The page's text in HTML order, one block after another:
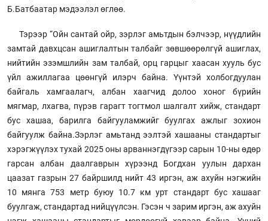
Б.Батбаатар мэдээлэл өглөө.
Тэрээр “Ойн сантай ойр, зэрлэг амьтдын бэлчээр, нүүдлийн
замтай давхцсан ашиглалтын талбайг зөвшөөрөлгүй ашиглах,
нийтийн эзэмшлийн зам талбай, орц гарцыг хаасан хууль бус
үйл ажиллагаа цөөнгүй илэрч байна. Үүнтэй холбогдуулан
байгаль хамгаалагч, албан хаагчид долоо хоног бүрийн
мягмар, лхагва, пүрэв гарагт тогтмол шалгалт хийж, стандарт
бус хашаа, барилга байгууламжийг буулгах ажлыг зохион
байгуулж байна.Зэрлэг амьтанд ээлтэй хашааны стандартыг
хэрэгжүүлэх тухай 2025 оны арваннэгдүгээр сарын 10-ны өдөр
гарсан албан даалгаврын хүрээнд Богдхан уулын дархан
цаазат газрын 27 байршилд нийт 43 иргэн, аж ахуйн нэгжийн
10 мянга 753 метр буюу 10.7 км урт стандарт бус хашааг
буулгаж, стандартад нийцүүлсэн. Гэсэн ч зарим иргэн, аж ахуйн